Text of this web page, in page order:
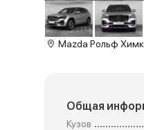
Mazda Рольф
Общая
Кузов